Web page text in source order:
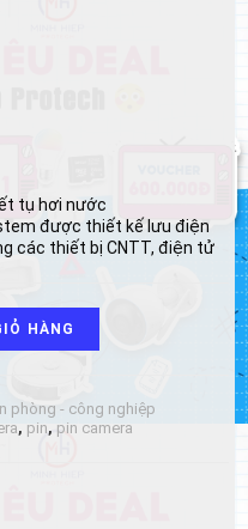
tụ hơi nước
được thiết kế lưu điện
các thiết bị CNTT, điện tử
HÀNG
phòng - công nghiệp
, pin, pin camera